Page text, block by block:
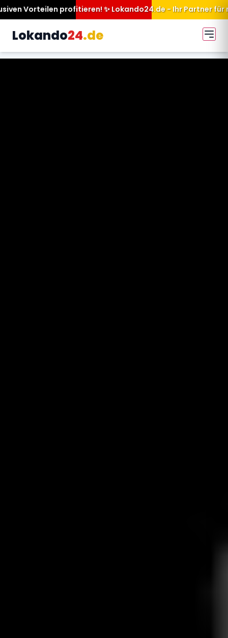
✨ Lokando24.de - Ihr Partner für mehr Sichtbarkeit.
Lokando24.de